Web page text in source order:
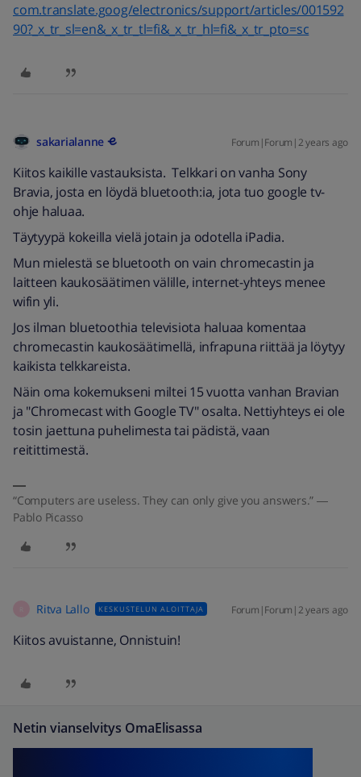
com.translate.goog/electronics/support/articles/001592
90?_x_tr_sl=en&_x_tr_tl=fi&_x_tr_hl=fi&_x_tr_pto=sc
sakarialanne Forum|Forum|2 years ago
Kiitos kaikille vastauksista. Telkkari on vanha Sony
Bravia, josta en löydä bluetooth:ia, jota tuo google tv-
ohje haluaa.
Täytyypä kokeilla vielä jotain ja odotella iPadia.
Mun mielestä se bluetooth on vain chromecastin ja
laitteen kaukosäätimen välille, internet-yhteys menee
wifin yli.
Jos ilman bluetoothia televisiota haluaa komentaa
chromecastin kaukosäätimellä, infrapuna riittää ja löytyy
kaikista telkkareista.
Näin oma kokemukseni miltei 15 vuotta vanhan Bravian
ja "Chromecast with Google TV" osalta. Nettiyhteys ei ole
tosin jaettuna puhelimesta tai pädistä, vaan
reitittimestä.
“Computers are useless. They can only give you answers.” ―
Pablo Picasso
Ritva Lallo KESKUSTELUN ALOITTAJA Forum|Forum|2 years ago
Kiitos avuistanne, Onnistuin!
Netin vianselvitys OmaElisassa